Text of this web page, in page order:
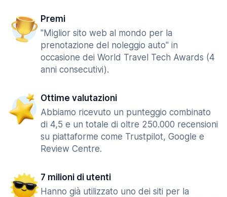
Premi
"Miglior sito web al mondo per la
prenotazione del noleggio auto" in
occasione dei World Travel Tech Awards (4
anni consecutivi).
Ottime valutazioni
Abbiamo ricevuto un punteggio combinato
di 4,5 e un totale di oltre 250.000 recensioni
su piattaforme come Trustpilot, Google e
Review Centre.
7 milioni di utenti
Hanno già utilizzato uno dei siti per la